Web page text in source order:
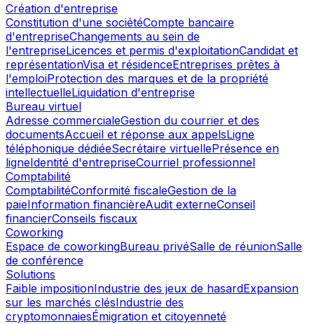
Création d'entreprise
Constitution d'une sociétéCompte bancaire
d'entrepriseChangements au sein de
l'entrepriseLicences et permis d'exploitationCandidat et
représentationVisa et résidenceEntreprises prêtes à
l'emploiProtection des marques et de la propriété
intellectuelleLiquidation d'entreprise
Bureau virtuel
Adresse commercialeGestion du courrier et des
documentsAccueil et réponse aux appelsLigne
téléphonique dédiéeSecrétaire virtuellePrésence en
ligneIdentité d'entrepriseCourriel professionnel
Comptabilité
ComptabilitéConformité fiscaleGestion de la
paieInformation financièreAudit externeConseil
financierConseils fiscaux
Coworking
Espace de coworkingBureau privéSalle de réunionSalle
de conférence
Solutions
Faible impositionIndustrie des jeux de hasardExpansion
sur les marchés clésIndustrie des
cryptomonnaiesÉmigration et citoyenneté